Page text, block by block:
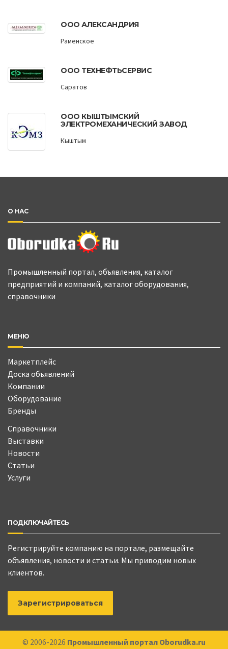
ООО АЛЕКСАНДРИЯ
Раменское
ООО ТЕХНЕФТЬСЕРВИС
Саратов
ООО КЫШТЫМСКИЙ
ЭЛЕКТРОМЕХАНИЧЕСКИЙ ЗАВОД
Кыштым
О НАС
Промышленный портал, объявления, каталог
предприятий и компаний, каталог оборудования,
справочники
МЕНЮ
Маркетплейс
Доска объявлений
Компании
Оборудование
Бренды
Справочники
Выставки
Новости
Статьи
Услуги
ПОДКЛЮЧАЙТЕСЬ
Регистрируйте компанию на портале, размещайте
объявления, новости и статьи. Мы приводим новых
клиентов.
Зарегистрироваться
© 2006-2026 Промышленный портал Oborudka.ru